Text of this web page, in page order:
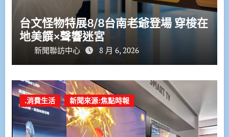
台文怪物特展8/8台南老爺登場 穿梭在
地美饌×聲響迷宮
新聞聯訪中心 8 月 6, 2026
.消費生活 新聞來源:焦點時報